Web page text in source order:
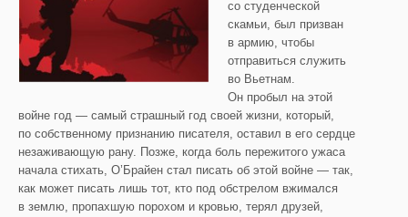
со студенческой
скамьи, был призван
в армию, чтобы
отправиться служить
во Вьетнам.
Он пробыл на этой
войне год — самый страшный год своей жизни, который,
по собственному признанию писателя, оставил в его сердце
незаживающую рану. Позже, когда боль пережитого ужаса
начала стихать, О’Брайен стал писать об этой войне — так,
как может писать лишь тот, кто под обстрелом вжимался
в землю, пропахшую порохом и кровью, терял друзей,